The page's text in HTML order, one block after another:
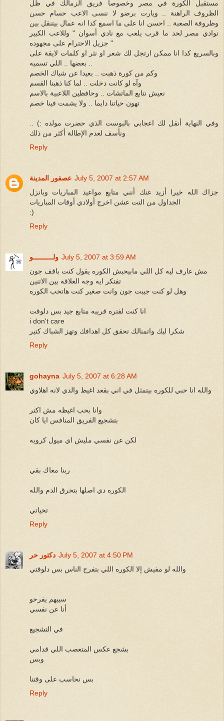
مستقبل الكورة في مصر وخصوصا فريق الزمالك في ظل
الظروف الراهنة .. ويارت برضو لا ننسى الاعب حسام حسن
وظروفة الصعبة .. احسن انا على ما اسمع كدا انه عمال بيتنقل بين
نوادي مصر لحد ما قرب يلعب مع نادي أسوان " وللاعب الكبير
جزيل الاحترام على مجهوده "
وبالسريع كدا انا ممكن ارتجل لك شعر او نثر او كلمات لايقة على
وكم من كورة ذهبت .. بعيدا عن شباك الخصم
وآه لو كانت دخلت .. لما كنا ذهبنا القسم
نعيش نتابع الماتشات .. وحافظين اللاعبية بالاسم
تهون حياتنا دايما .. ولا يشمت فينا خصم
وفي النهاية أنقل لك اعجابي بالبوست الذي حضرت مولده :) ..
ونأسف لعدم الإطالة أكثر من ذلك
Reply
عصفور المدينة July 5, 2007 at 2:57 AM
جزاك الله خيرا أزيد عنك أنني متابع مواعيد المباريات وبانزل
الجداول من النت عشن اخرج أولادي أوقات المباريات
:)
Reply
ولــــــــــو July 5, 2007 at 3:59 AM
مش عارف ليه كل اللي مابيحبش الكوره يقول كنت باقف جون
تفتكر ايه وجه العلاقه بين الاتنين
وهل لو كنت جيبت جون وانت صغير كنت هاتحب الكوره
انا كنت لفتره قريبه متابع جيد بس دلوقت
i don't care
شكرا ليك واتمنالك تحقق كل اهدافك وتهز الشباك كتير
Reply
gohayna July 5, 2007 at 6:28 AM
والله انا حبي للكوره بيتمثل في اني بقعد اغيظ والدي لانه اهلاوي
وانا بحب اغيظه مش اكتر
بتشجيع الفريق المنافس ايا كان
لكن عن نفسي مليش اي ميول كرويه
ربنا معاك بقي
الكوره دي اصلها بتحرق الدم والله
تحياتي
Reply
دكتور حر July 5, 2007 at 4:50 PM
والله لو مفيش إلا الكوره اللي بتفرح الناس بس دلوقتي
سيبهم يفرحو
أنا عن نفسي
في التشجيع
بشجع عكس المتعصب اللي قدامي
وبس
بس نحاسب على وقتنا
Reply